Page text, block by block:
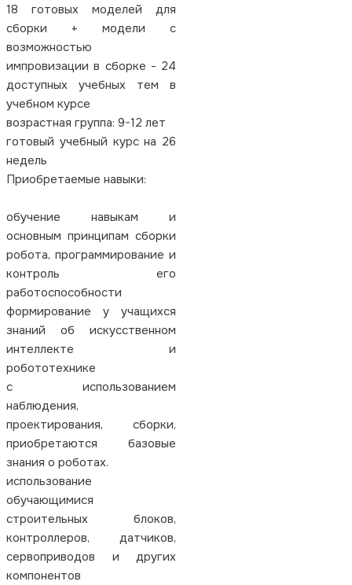
18 готовых моделей для
сборки + модели с
возможностью
импровизации в сборке - 24
доступных учебных тем в
учебном курсе
возрастная группа: 9-12 лет
готовый учебный курс на 26
недель
Приобретаемые навыки:
обучение навыкам и
основным принципам сборки
робота, программирование и
контроль его
работоспособности
формирование у учащихся
знаний об искусственном
интеллекте и
робототехнике
с использованием
наблюдения,
проектирования, сборки,
приобретаются базовые
знания о роботах.
использование
обучающимися
строительных блоков,
контроллеров, датчиков,
сервоприводов и других
компонентов